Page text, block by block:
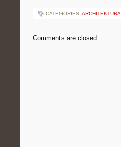
CATEGORIES: ARCHITEKTURA
Comments are closed.